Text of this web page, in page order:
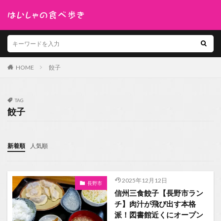
HOME 餃子
TAG
餃子
新着順 人気順
長野市 2025年12月12日
信州三食餃子【長野市ラン
チ】肉汁が飛び出す本格
派！図書館近くにオープン